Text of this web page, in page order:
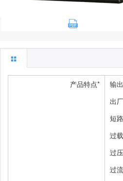
产品特点*
输
出
短
过
过
过